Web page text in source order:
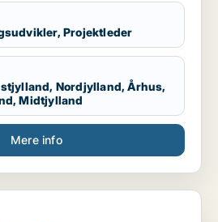
Projektleder
Nordjylland, Århus,
Midtjylland
Mere info
marketingmedarbejder / sælger /